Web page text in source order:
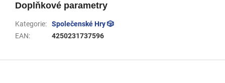
Doplňkové parametry
Kategorie:
Společenské Hry 🎲
EAN: 4250231737596